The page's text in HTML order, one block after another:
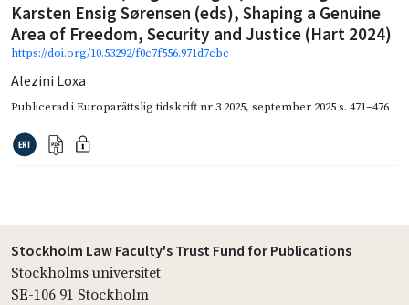
Karsten Ensig Sørensen (eds), Shaping a Genuine
Area of Freedom, Security and Justice (Hart 2024)
https://doi.org/10.53292/f0c7f556.971d7cbc
Alezini Loxa
Publicerad iEuroparättslig tidskrift nr 3 2025, september 2025s. 471–476
Stockholm Law Faculty's Trust Fund for Publications
Stockholms universitet
SE-106 91 Stockholm